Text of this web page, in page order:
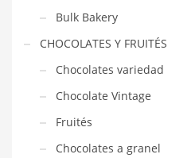
Bulk Bakery
CHOCOLATES Y FRUITÉS
Chocolates variedad
Chocolate Vintage
Fruités
Chocolates a granel